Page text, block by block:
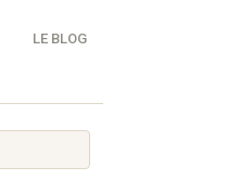
LE BLOG